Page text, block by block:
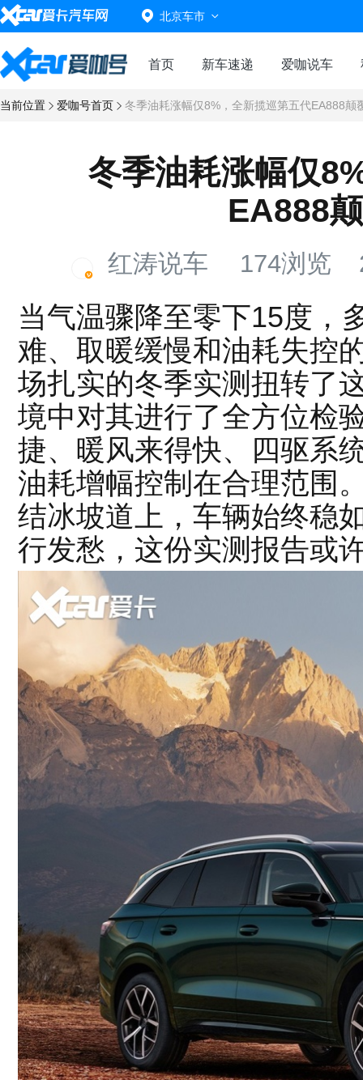
北京车市
首页 新车速递 爱咖说车
当前位置 爱咖号首页 冬季油耗涨幅仅8%，全新揽巡第五代EA888颠
冬季油耗涨幅仅
EA888
红涛说车 174浏览
当气温骤降至零下15度，
难、取暖缓慢和油耗失控
场扎实的冬季实测扭转了
境中对其进行了全方位检
捷、暖风来得快、四驱系
油耗增幅控制在合理范围
结冰坡道上，车辆始终稳
行发愁，这份实测报告或